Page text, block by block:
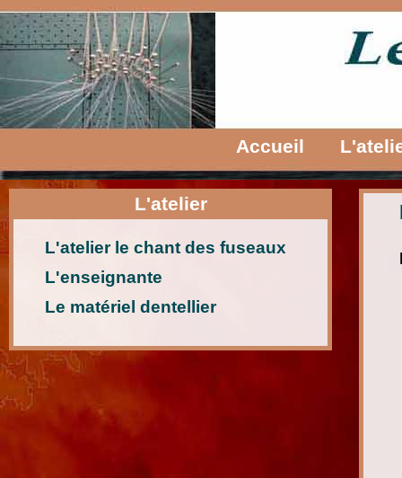
Accueil
L'atelier
L'atelier le chant des fuseaux
L'enseignante
Le matériel dentellier